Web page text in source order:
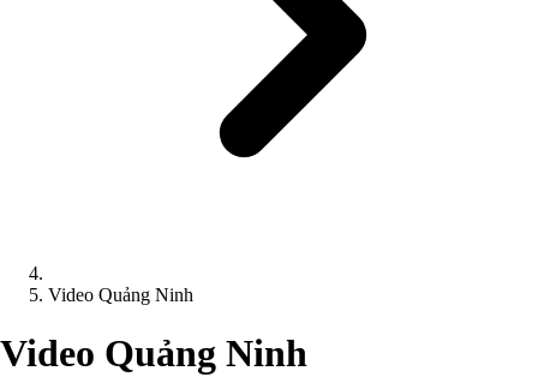
Video Quảng Ninh
Video Quảng Ninh